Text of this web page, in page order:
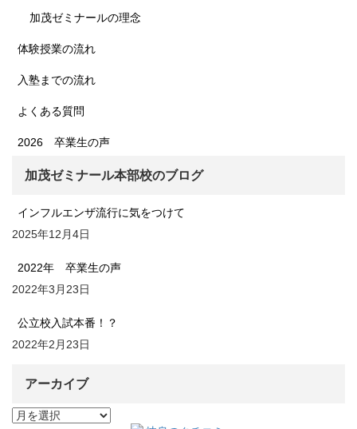
加茂ゼミナールの理念
体験授業の流れ
入塾までの流れ
よくある質問
2026 卒業生の声
加茂ゼミナール本部校のブログ
インフルエンザ流行に気をつけて
2025年12月4日
2022年 卒業生の声
2022年3月23日
公立校入試本番！？
2022年2月23日
アーカイブ
ア